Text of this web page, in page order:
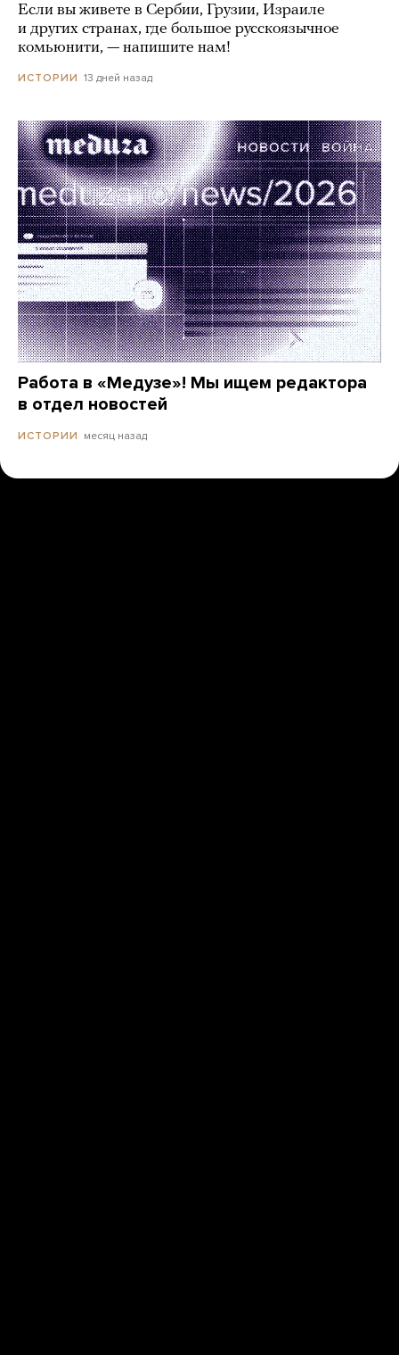
Если вы живете в Сербии, Грузии, Израиле
и других странах, где большое русскоязычное
комьюнити, — напишите нам!
ИСТОРИИ 13 дней назад
Работа в «Медузе»! Мы ищем редактора
в отдел новостей
ИСТОРИИ месяц назад